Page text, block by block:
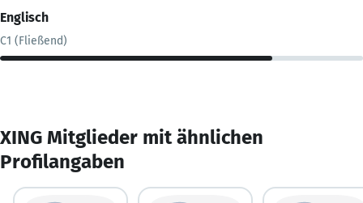
Englisch
C1 (Fließend)
XING Mitglieder mit ähnlichen
Profilangaben